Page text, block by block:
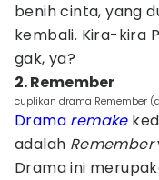
benih cinta, yang
kembali. Kira-kira
gak, ya?
2. Remember
cuplikan drama Remember
Drama remake
adalah Remember
Drama ini